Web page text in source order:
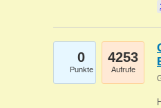
0
Punkte
4253
Aufrufe